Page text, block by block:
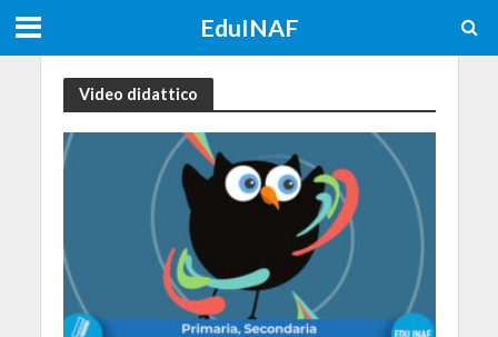
EduINAF
Video didattico